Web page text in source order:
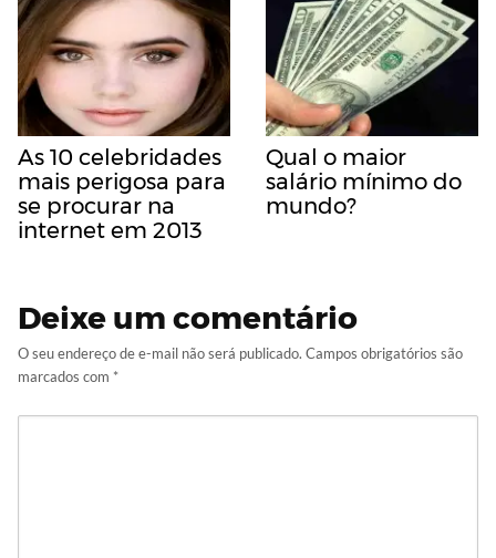
As 10 celebridades
mais perigosa para
se procurar na
internet em 2013
Qual o maior
salário mínimo do
mundo?
Deixe um comentário
O seu endereço de e-mail não será publicado. Campos obrigatórios são
marcados com *